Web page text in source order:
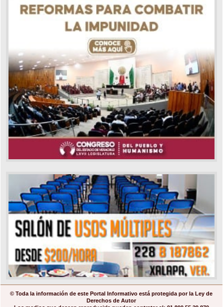
© Toda la información de este Portal Informativo está protegida por la Ley de
Derechos de Autor